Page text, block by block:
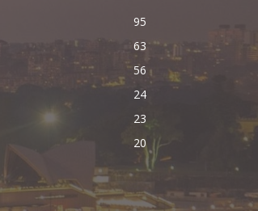
95
63
56
24
23
20